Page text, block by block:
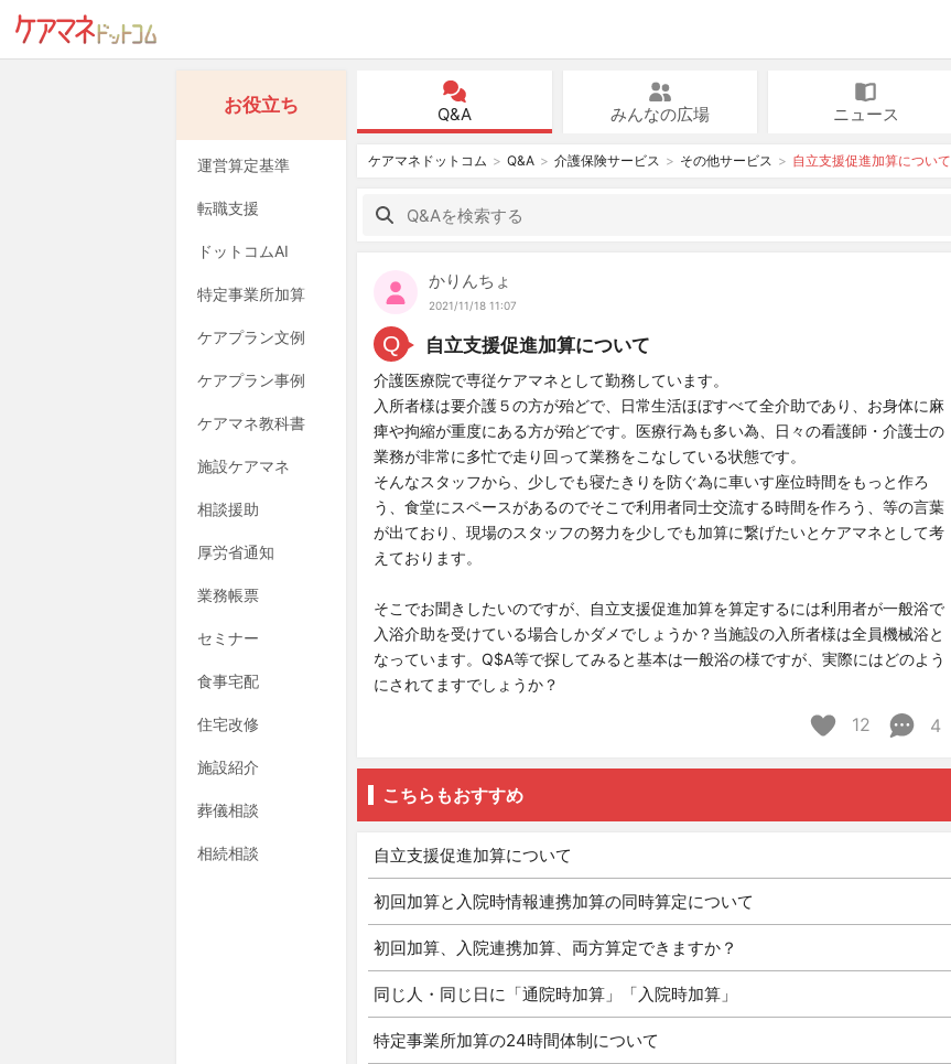
お役立ち
運営算定基準
転職支援
ドットコムAI
特定事業所加算
ケアプラン文例
ケアプラン事例
ケアマネ教科書
施設ケアマネ
相談援助
厚労省通知
業務帳票
セミナー
食事宅配
住宅改修
施設紹介
葬儀相談
相続相談
Q&A みんなの広場 ニュース
ケアマネドットコム Q&A 介護保険サービス その他サービス 自立支援促進加算について
かりんちょ
2021/11/18 11:07
Q 自立支援促進加算について
介護医療院で専従ケアマネとして勤務しています。
入所者様は要介護５の方が殆どで、日常生活ほぼすべて全介助であり、お身体に麻
痺や拘縮が重度にある方が殆どです。医療行為も多い為、日々の看護師・介護士の
業務が非常に多忙で走り回って業務をこなしている状態です。
そんなスタッフから、少しでも寝たきりを防ぐ為に車いす座位時間をもっと作ろ
う、食堂にスペースがあるのでそこで利用者同士交流する時間を作ろう、等の言葉
が出ており、現場のスタッフの努力を少しでも加算に繋げたいとケアマネとして考
えております。
そこでお聞きしたいのですが、自立支援促進加算を算定するには利用者が一般浴で
入浴介助を受けている場合しかダメでしょうか？当施設の入所者様は全員機械浴と
なっています。Q$A等で探してみると基本は一般浴の様ですが、実際にはどのよう
にされてますでしょうか？
12 4
こちらもおすすめ
自立支援促進加算について
初回加算と入院時情報連携加算の同時算定について
初回加算、入院連携加算、両方算定できますか？
同じ人・同じ日に「通院時加算」「入院時加算」
特定事業所加算の24時間体制について